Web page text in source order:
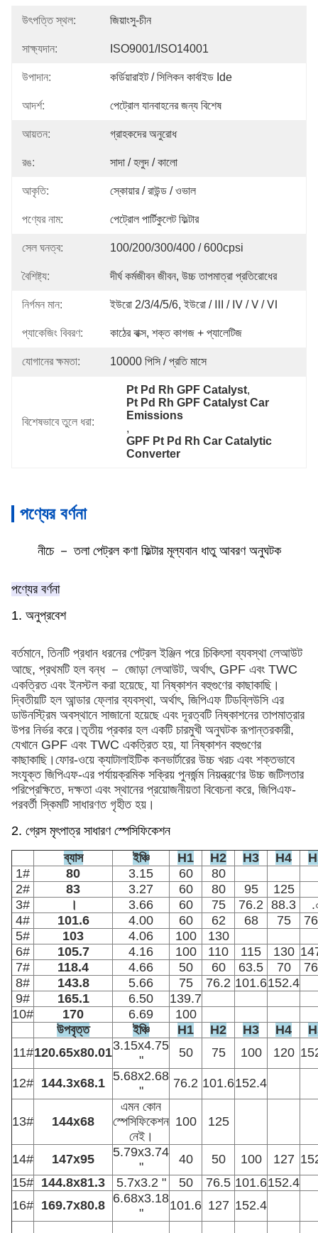
উৎপত্তি স্থল: জিয়াংসু-চীন
সাক্ষ্যদান: ISO9001/ISO14001
উপাদান: কর্ডিয়ারাইট / সিলিকন কার্বাইড Ide
আদর্শ: পেট্রোল যানবাহনের জন্য বিশেষ
আয়তন: গ্রাহকদের অনুরোধ
রঙ: সাদা / হলুদ / কালো
আকৃতি: স্কোয়ার / রাউন্ড / ওভাল
পণ্যের নাম: পেট্রোল পার্টিকুলেট ফিল্টার
সেল ঘনত্ব: 100/200/300/400 / 600cpsi
বৈশিষ্ট্য: দীর্ঘ কর্মজীবন জীবন, উচ্চ তাপমাত্রা প্রতিরোধের
নির্গমন মান: ইউরো 2/3/4/5/6, ইউরো / Ⅲ / Ⅳ / Ⅴ / Ⅵ
প্যাকেজিং বিবরণ: কাঠের বাক্স, শক্ত কাগজ + প্যালেটিজ
যোগানের ক্ষমতা: 10000 পিসি / প্রতি মাসে
বিশেষভাবে তুলে ধরা:
Pt Pd Rh GPF Catalyst,
Pt Pd Rh GPF Catalyst Car
Emissions
,
GPF Pt Pd Rh Car Catalytic
Converter
পণ্যের বর্ণনা
নীচে － তলা পেট্রল কণা ফিল্টার মূল্যবান ধাতু আবরণ অনুঘটক
পণ্যের বর্ণনা
1. অনুপ্রবেশ
বর্তমানে, তিনটি প্রধান ধরনের পেট্রল ইঞ্জিন পরে চিকিৎসা ব্যবস্থা লেআউট
আছে, প্রথমটি হল বন্ধ － জোড়া লেআউট, অর্থাৎ, GPF এবং TWC
একত্রিত এবং ইনস্টল করা হয়েছে, যা নিষ্কাশন বহুগুণের কাছাকাছি।
দ্বিতীয়টি হল আন্ডার ফ্লোর ব্যবস্থা, অর্থাৎ, জিপিএফ টিডব্লিউসি এর
ডাউনস্ট্রিম অবস্থানে সাজানো হয়েছে এবং দূরত্বটি নিষ্কাশনের তাপমাত্রার
উপর নির্ভর করে।তৃতীয় প্রকার হল একটি চারমুখী অনুঘটক রূপান্তরকারী,
যেখানে GPF এবং TWC একত্রিত হয়, যা নিষ্কাশন বহুগুণের
কাছাকাছি।ফোর-ওয়ে ক্যাটালাইটিক কনভার্টারের উচ্চ খরচ এবং শক্তভাবে
সংযুক্ত জিপিএফ-এর পর্যায়ক্রমিক সক্রিয় পুনর্জন্ম নিয়ন্ত্রণের উচ্চ জটিলতার
পরিপ্রেক্ষিতে, দক্ষতা এবং স্থানের প্রয়োজনীয়তা বিবেচনা করে, জিপিএফ-
পরবর্তী স্কিমটি সাধারণত গৃহীত হয়।
2. গ্রেস মৃৎপাত্র সাধারণ স্পেসিফিকেশন
ব্যাস
ইঞ্চি H1 H2 H3 H4
1#
80 3.15 60
80
2#
83 3.27 60 80 95
125
3#
। 3.66 60 75 76.2 88.3
4#
101.6 4.00 60 62 68 75
5#
103 4.06 100
130
6#
105.7 4.16 100 110 115 130
7#
118.4 4.66 50 60 63.5 70
8#
143.8 5.66 75 76.2 101.6152.4
9#
165.1 6.50
139.7
10#
170 6.69
100
উপবৃত্ত
ইঞ্চি H1 H2 H3 H4
11#120.65x80.013.15x4.75
"
50 75 100 120
12# 144.3x68.1 5.68x2.68
"
76.2 101.6152.4
13# 144x68
এমন কোন
স্পেসিফিকেশন
নেই।
100 125
14# 147x95
5.79x3.74
"
40 50 100 127
15# 144.8x81.3 5.7x3.2 " 50 76.5 101.6152.4
16# 169.7x80.8 6.68x3.18
"
101.6 127 152.4